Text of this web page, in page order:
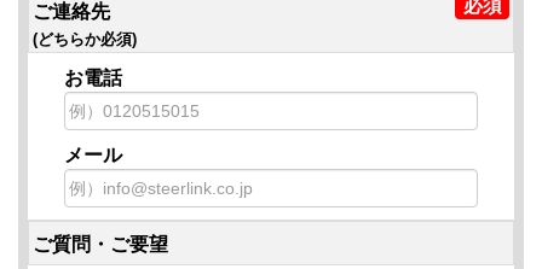
ご連絡先
(どちらか必須)
お電話
メール
ご質問・ご要望